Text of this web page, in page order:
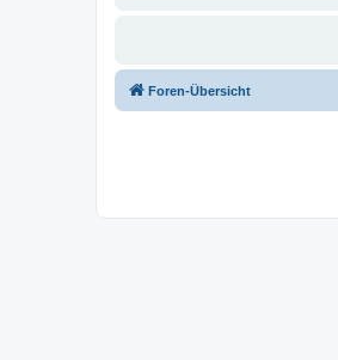
Foren-Übersicht